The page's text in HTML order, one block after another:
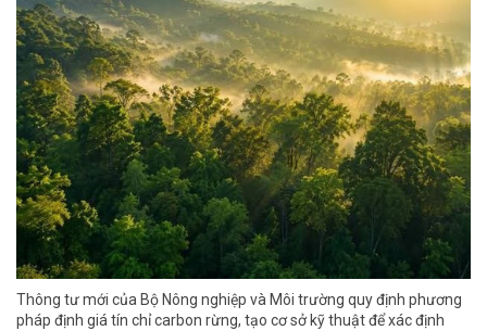
Thông tư mới của Bộ Nông nghiệp và Môi trường quy định phương
pháp định giá tín chỉ carbon rừng, tạo cơ sở kỹ thuật để xác định